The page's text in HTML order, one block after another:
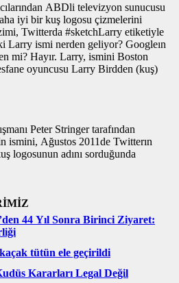
ABDli televizyon sunucusu
iyi bir kuş logosu çizmelerini
Twitterda #sketchLarry etiketiyle
Larry ismi nerden geliyor? Googleın
mi? Hayır. Larry, ismini Boston
oyuncusu Larry Birdden (kuş)
Peter Stringer tarafından
ismini, Ağustos 2011de Twitterın
logosunun adını sorduğunda
44 Yıl Sonra Birinci Ziyaret:
tütün ele geçirildi
Kararları Legal Değil